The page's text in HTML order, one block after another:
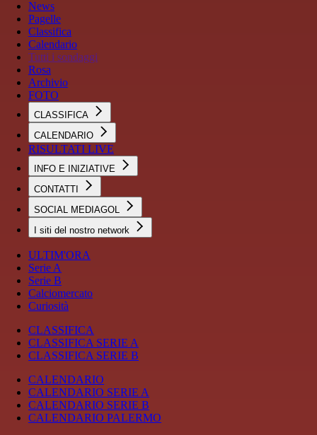
News
Pagelle
Classifica
Calendario
Tutti i sondaggi
Rosa
Archivio
FOTO
CLASSIFICA
CALENDARIO
RISULTATI LIVE
INFO E INIZIATIVE
CONTATTI
SOCIAL MEDIAGOL
I siti del nostro network
ULTIM'ORA
Serie A
Serie B
Calciomercato
Curiosità
CLASSIFICA
CLASSIFICA SERIE A
CLASSIFICA SERIE B
CALENDARIO
CALENDARIO SERIE A
CALENDARIO SERIE B
CALENDARIO PALERMO